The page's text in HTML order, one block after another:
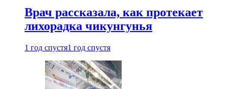
Врач рассказала, как протекает
лихорадка чикунгунья
1 год спустя1 год спустя